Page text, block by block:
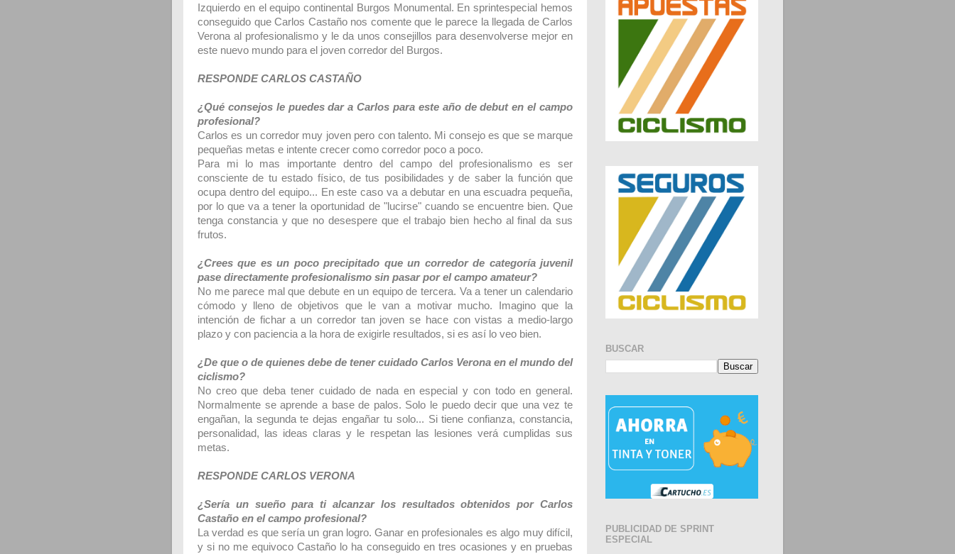
Izquierdo en el equipo continental Burgos Monumental. En sprintespecial hemos
conseguido que Carlos Castaño nos comente que le parece la llegada de Carlos
Verona al profesionalismo y le da unos consejillos para desenvolverse mejor en
este nuevo mundo para el joven corredor del Burgos.
RESPONDE CARLOS CASTAÑO
¿Qué consejos le puedes dar a Carlos para este año de debut en el campo
profesional?
Carlos es un corredor muy joven pero con talento. Mi consejo es que se marque
pequeñas metas e intente crecer como corredor poco a poco.
Para mi lo mas importante dentro del campo del profesionalismo es ser
consciente de tu estado físico, de tus posibilidades y de saber la función que
ocupa dentro del equipo... En este caso va a debutar en una escuadra pequeña,
por lo que va a tener la oportunidad de "lucirse" cuando se encuentre bien. Que
tenga constancia y que no desespere que el trabajo bien hecho al final da sus
frutos.
¿Crees que es un poco precipitado que un corredor de categoría juvenil
pase directamente profesionalismo sin pasar por el campo amateur?
No me parece mal que debute en un equipo de tercera. Va a tener un calendario
cómodo y lleno de objetivos que le van a motivar mucho. Imagino que la
intención de fichar a un corredor tan joven se hace con vistas a medio-largo
plazo y con paciencia a la hora de exigirle resultados, si es así lo veo bien.
¿De que o de quienes debe de tener cuidado Carlos Verona en el mundo del
ciclismo?
No creo que deba tener cuidado de nada en especial y con todo en general.
Normalmente se aprende a base de palos. Solo le puedo decir que una vez te
engañan, la segunda te dejas engañar tu solo... Si tiene confianza, constancia,
personalidad, las ideas claras y le respetan las lesiones verá cumplidas sus
metas.
RESPONDE CARLOS VERONA
¿Sería un sueño para ti alcanzar los resultados obtenidos por Carlos
Castaño en el campo profesional?
La verdad es que sería un gran logro. Ganar en profesionales es algo muy difícil,
y si no me equivoco Castaño lo ha conseguido en tres ocasiones y en pruebas
BUSCAR
PUBLICIDAD DE SPRINT
ESPECIAL